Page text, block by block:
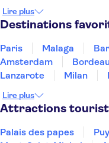
Thaïlande
Tunisie
Lire plus
Destinations
Paris Malaga
Amsterdam
Lanzarote
Milan
Dubai
Minorque
Lire plus
Attractions
Palais des papes